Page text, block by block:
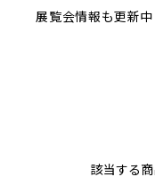
展覧会情報も更
該当する商